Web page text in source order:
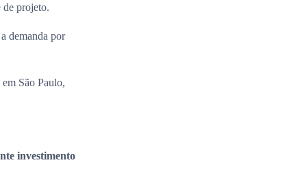
de projeto.
demanda por
São Paulo,
investimento